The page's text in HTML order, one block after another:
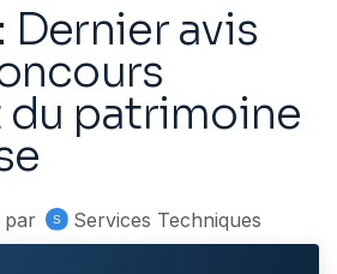
Dernier avis
du patrimoine
par Services Techniques